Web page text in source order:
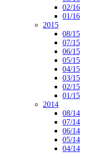
02/16
01/16
2015
08/15
07/15
06/15
05/15
04/15
03/15
02/15
01/15
2014
08/14
07/14
06/14
05/14
04/14